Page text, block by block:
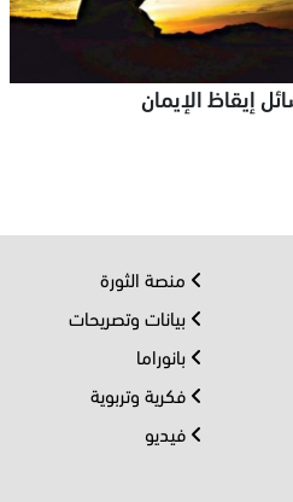
إيقاظ الإيمان
منصة الثورة
بيانات وتصريحات
بانوراما
فكرية وتربوية
فيديو